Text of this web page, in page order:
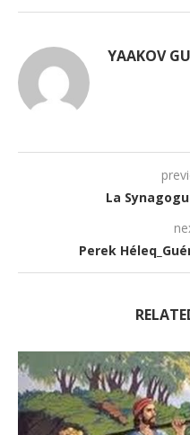
YAAKOV
La
Perek